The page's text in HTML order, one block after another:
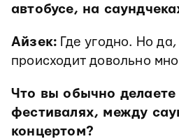
автобусе, на
Айзек: Где угодно. Но
происходит довольно
Что вы обычно
фестивалях, между
концертом?